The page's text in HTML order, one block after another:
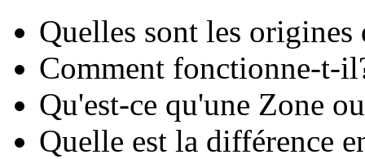
Quelles sont les origines
Comment fonctionne-t-
Qu'est-ce qu'une Zone
Quelle est la différence